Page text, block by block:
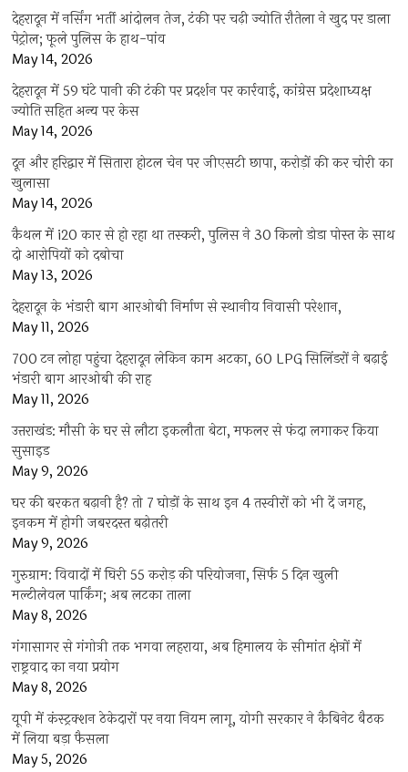
देहरादून में नर्सिंग भर्ती आंदोलन तेज, टंकी पर चढ़ी ज्योति रौतेला ने खुद पर डाला
पेट्रोल; फूले पुलिस के हाथ-पांव
May 14, 2026
देहरादून में 59 घंटे पानी की टंकी पर प्रदर्शन पर कार्रवाई, कांग्रेस प्रदेशाध्यक्ष
ज्योति सहित अन्य पर केस
May 14, 2026
दून और हरिद्वार में सितारा होटल चेन पर जीएसटी छापा, करोड़ों की कर चोरी का
खुलासा
May 14, 2026
कैथल में i20 कार से हो रहा था तस्करी, पुलिस ने 30 किलो डोडा पोस्त के साथ
दो आरोपियों को दबोचा
May 13, 2026
देहरादून के भंडारी बाग आरओबी निर्माण से स्थानीय निवासी परेशान,
May 11, 2026
700 टन लोहा पहुंचा देहरादून लेकिन काम अटका, 60 LPG सिलिंडरों ने बढ़ाई
भंडारी बाग आरओबी की राह
May 11, 2026
उत्तराखंड: मौसी के घर से लौटा इकलौता बेटा, मफलर से फंदा लगाकर किया
सुसाइड
May 9, 2026
घर की बरकत बढ़ानी है? तो 7 घोड़ों के साथ इन 4 तस्वीरों को भी दें जगह,
इनकम में होगी जबरदस्त बढ़ोतरी
May 9, 2026
गुरुग्राम: विवादों में घिरी 55 करोड़ की परियोजना, सिर्फ 5 दिन खुली
मल्टीलेवल पार्किंग; अब लटका ताला
May 8, 2026
गंगासागर से गंगोत्री तक भगवा लहराया, अब हिमालय के सीमांत क्षेत्रों में
राष्ट्रवाद का नया प्रयोग
May 8, 2026
यूपी में कंस्ट्रक्शन ठेकेदारों पर नया नियम लागू, योगी सरकार ने कैबिनेट बैठक
में लिया बड़ा फैसला
May 5, 2026